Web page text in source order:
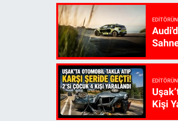
Kişi